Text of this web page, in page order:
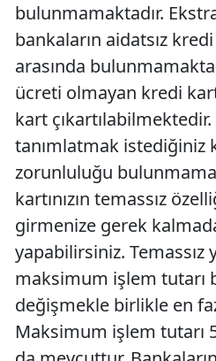
bulunmamaktadır.
bankaların aidatsız
arasında
ücreti olmayan kredi
kart
tanımlatmak istediğiniz
zorunluluğu
kartınızın temassız
girmenize gerek
yapabilirsiniz. Temassız
maksimum işlem tutarı
değişmekle birlikle en
Maksimum işlem tutarı